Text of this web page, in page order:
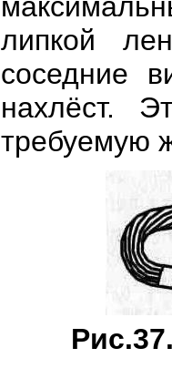
липкой
соседние
нахлёст.
требуемую